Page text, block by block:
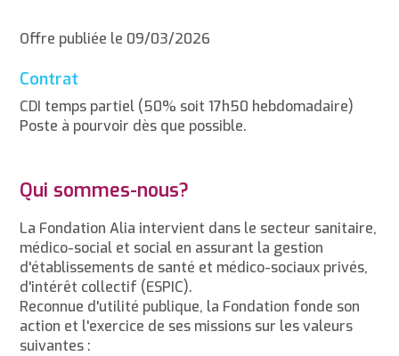
Offre publiée le 09/03/2026
Contrat
CDI temps partiel (50% soit 17h50 hebdomadaire)
Poste à pourvoir dès que possible.
Qui sommes-nous?
La Fondation Alia intervient dans le secteur sanitaire,
médico-social et social en assurant la gestion
d'établissements de santé et médico-sociaux privés,
d'intérêt collectif (ESPIC).
Reconnue d'utilité publique, la Fondation fonde son
action et l'exercice de ses missions sur les valeurs
suivantes :